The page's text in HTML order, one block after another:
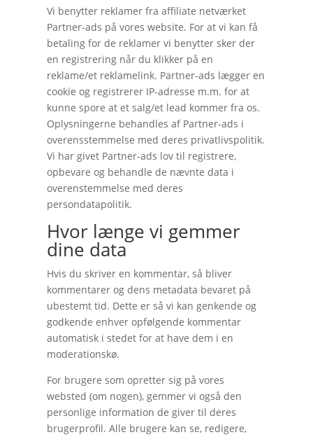
Vi benytter reklamer fra affiliate netværket
Partner-ads på vores website. For at vi kan få
betaling for de reklamer vi benytter sker der
en registrering når du klikker på en
reklame/et reklamelink. Partner-ads lægger en
cookie og registrerer IP-adresse m.m. for at
kunne spore at et salg/et lead kommer fra os.
Oplysningerne behandles af Partner-ads i
overensstemmelse med deres privatlivspolitik.
Vi har givet Partner-ads lov til registrere,
opbevare og behandle de nævnte data i
overenstemmelse med deres
persondatapolitik.
Hvor længe vi gemmer
dine data
Hvis du skriver en kommentar, så bliver
kommentarer og dens metadata bevaret på
ubestemt tid. Dette er så vi kan genkende og
godkende enhver opfølgende kommentar
automatisk i stedet for at have dem i en
moderationskø.
For brugere som opretter sig på vores
websted (om nogen), gemmer vi også den
personlige information de giver til deres
brugerprofil. Alle brugere kan se, redigere,